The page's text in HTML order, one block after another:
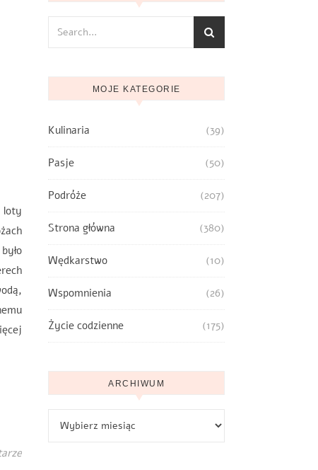
loty
MOJE KATEGORIE
Kulinaria (39)
Pasje (50)
Podróże (207)
Strona główna (380)
Wędkarstwo (10)
Wspomnienia (26)
Życie codzienne (175)
ARCHIWUM